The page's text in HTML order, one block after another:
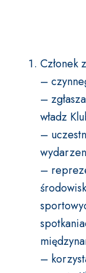
Członek
–
–
władz
–
–
–